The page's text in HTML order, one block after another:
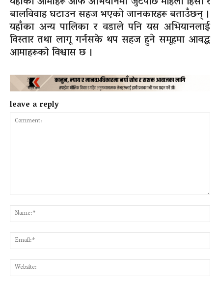
बालविवाह घटाउन सहज भएको जानकारहरू बताउँछन् ।
यहाँका अन्य पालिका र वडाले पनि यस अभियानलाई
विस्तार तथा लागू गर्नसके थप सहज हुने समूहमा आवद्ध
आमाहरूको विश्वास छ ।
leave a reply